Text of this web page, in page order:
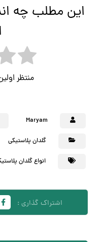
این مطلب چه
منتظر
Maryam
گلدان پلاستیکی
انواع گلدان